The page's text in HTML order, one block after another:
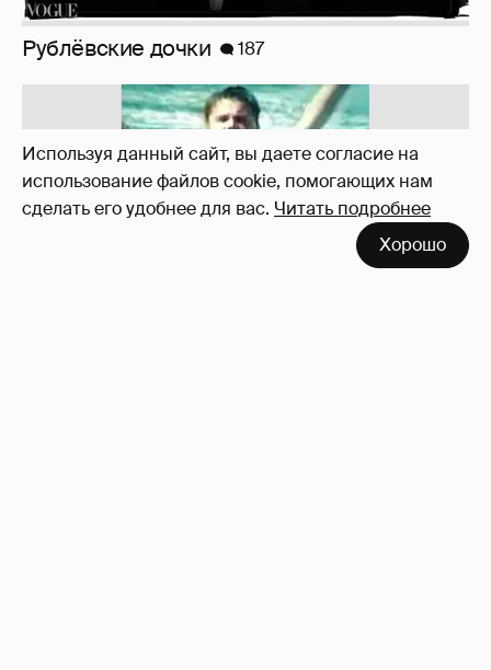
Используя данный сайт, вы даете согласие на
использование файлов cookie, помогающих нам
сделать его удобнее для вас. Читать подробнее
Хорошо
!!!!!!!!!!!!!!!!!!